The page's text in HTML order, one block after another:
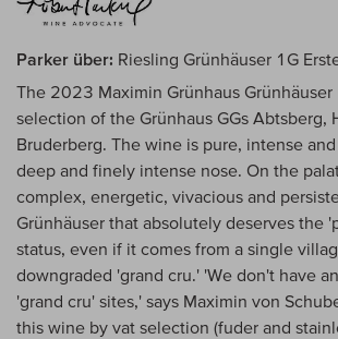
Parker über: Riesling Grünhäuser 1G
The 2023 Maximin Grünhaus Grünhäuser
selection of the Grünhaus GGs Abtsberg,
Bruderberg. The wine is pure, intense
deep and finely intense nose. On the
complex, energetic, vivacious and
Grünhäuser that absolutely deserves the
status, even if it comes from a single
downgraded 'grand cru.' 'We don't have
'grand cru' sites,' says Maximin von
this wine by vat selection (fuder and